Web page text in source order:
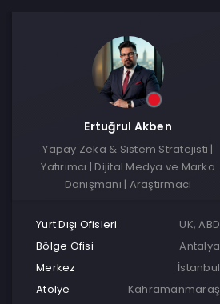
Ertuğrul Akben
Yapay Zeka & Sistem Stratejisti |
Yatırımcı | Dijital Medya ve Marka
Danışmanı | Araştırmacı
Yurt Dışı Ofisleri
UK, ABD
Bölge Ofisi
Antalya
Merkez
İstanbul
Atölye
Kahramanmaraş